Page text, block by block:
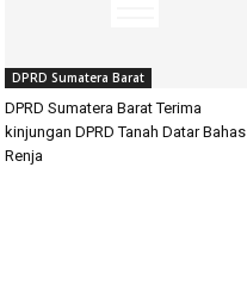
DPRD Sumatera Barat
DPRD Sumatera Barat Terima
kinjungan DPRD Tanah Datar Bahas
Renja